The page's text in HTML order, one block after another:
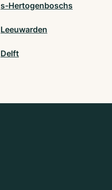
s-Hertogenboschs
Leeuwarden
Delft